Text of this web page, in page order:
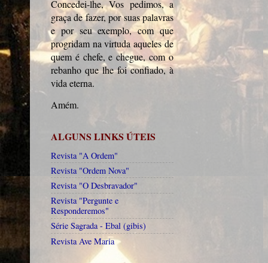
Concedei-lhe, Vos pedimos, a
graça de fazer, por suas palavras
e por seu exemplo, com que
progridam na virtuda aqueles de
quem é chefe, e chegue, com o
rebanho que lhe foi confiado, à
vida eterna.
Amém.
ALGUNS LINKS ÚTEIS
Revista "A Ordem"
Revista "Ordem Nova"
Revista "O Desbravador"
Revista "Pergunte e
Responderemos"
Série Sagrada - Ebal (gibis)
Revista Ave Maria